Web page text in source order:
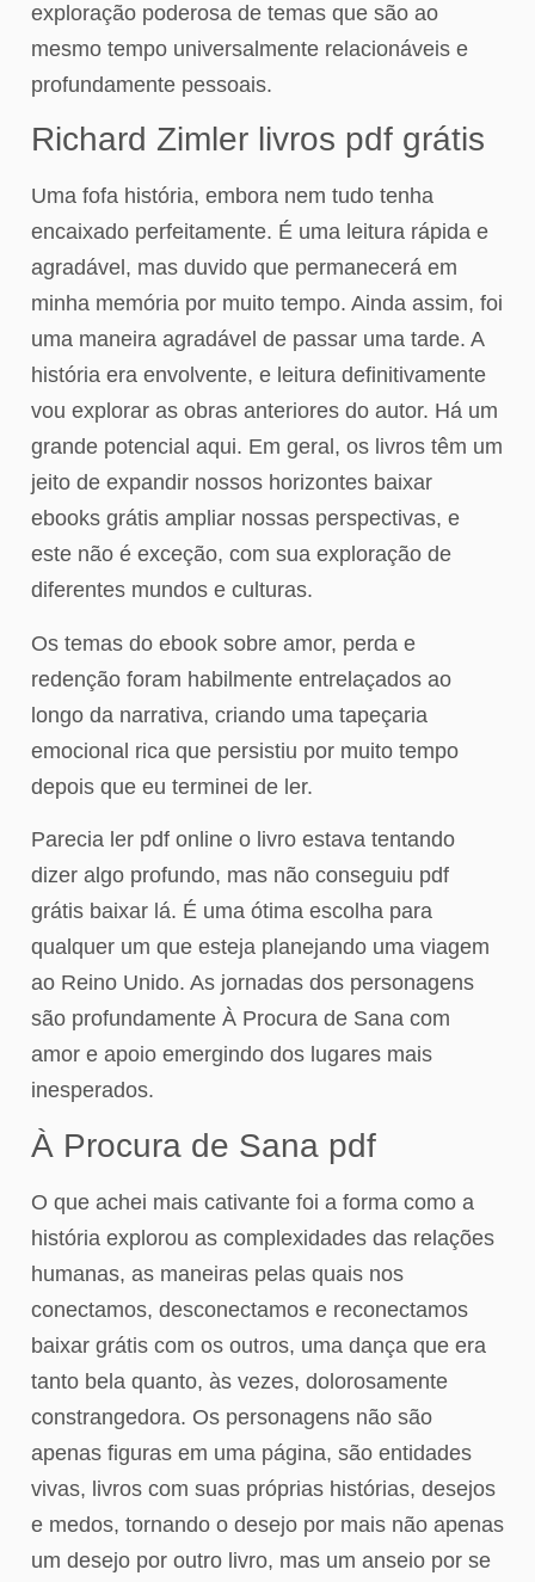
exploração poderosa de temas que são ao
mesmo tempo universalmente relacionáveis e
profundamente pessoais.
Richard Zimler livros pdf grátis
Uma fofa história, embora nem tudo tenha
encaixado perfeitamente. É uma leitura rápida e
agradável, mas duvido que permanecerá em
minha memória por muito tempo. Ainda assim, foi
uma maneira agradável de passar uma tarde. A
história era envolvente, e leitura definitivamente
vou explorar as obras anteriores do autor. Há um
grande potencial aqui. Em geral, os livros têm um
jeito de expandir nossos horizontes baixar
ebooks grátis ampliar nossas perspectivas, e
este não é exceção, com sua exploração de
diferentes mundos e culturas.
Os temas do ebook sobre amor, perda e
redenção foram habilmente entrelaçados ao
longo da narrativa, criando uma tapeçaria
emocional rica que persistiu por muito tempo
depois que eu terminei de ler.
Parecia ler pdf online o livro estava tentando
dizer algo profundo, mas não conseguiu pdf
grátis baixar lá. É uma ótima escolha para
qualquer um que esteja planejando uma viagem
ao Reino Unido. As jornadas dos personagens
são profundamente À Procura de Sana com
amor e apoio emergindo dos lugares mais
inesperados.
À Procura de Sana pdf
O que achei mais cativante foi a forma como a
história explorou as complexidades das relações
humanas, as maneiras pelas quais nos
conectamos, desconectamos e reconectamos
baixar grátis com os outros, uma dança que era
tanto bela quanto, às vezes, dolorosamente
constrangedora. Os personagens não são
apenas figuras em uma página, são entidades
vivas, livros com suas próprias histórias, desejos
e medos, tornando o desejo por mais não apenas
um desejo por outro livro, mas um anseio por se